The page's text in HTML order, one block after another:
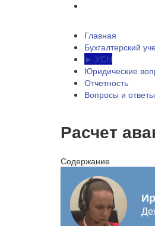
Главная
Бухгалтерский
► УСН
Юридические
Отчетность
Вопросы и ответы
Расчет
Содержание